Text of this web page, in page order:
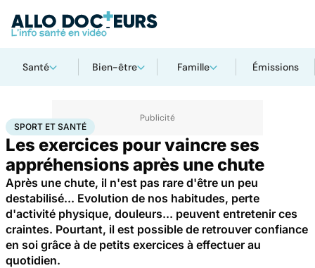
Santé Bien-être Famille Émissions
AccueilBien-êtreSport santé Sport et santé
SPORT ET SANTÉ
Les exercices pour vaincre ses
appréhensions après une chute
Après une chute, il n'est pas rare d'être un peu
destabilisé... Evolution de nos habitudes, perte
d'activité physique, douleurs... peuvent entretenir ces
craintes. Pourtant, il est possible de retrouver confiance
en soi grâce à de petits exercices à effectuer au
quotidien.